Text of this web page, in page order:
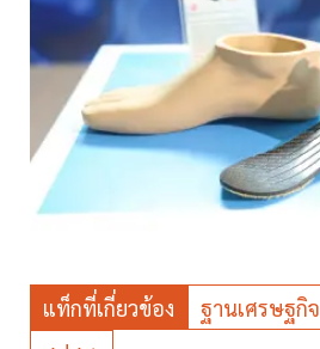
แท็กที่เกี่ยวข้อง ฐานเศรษฐกิจ